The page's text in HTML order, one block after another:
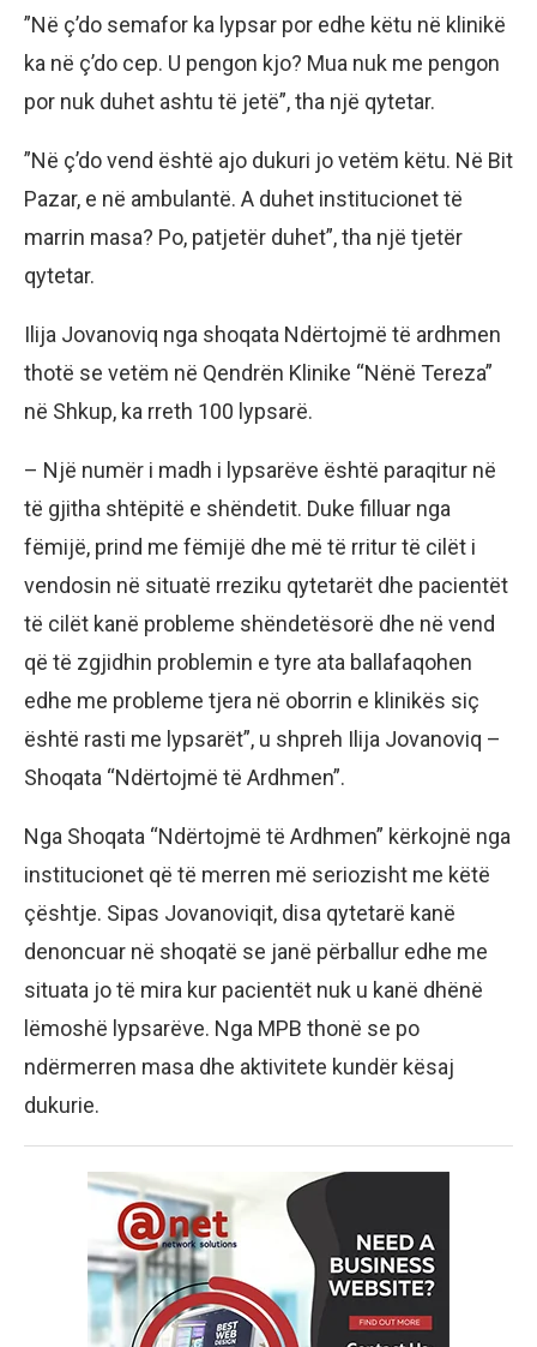
”Në ç’do semafor ka lypsar por edhe këtu në klinikë
ka në ç’do cep. U pengon kjo? Mua nuk me pengon
por nuk duhet ashtu të jetë”, tha një qytetar.
”Në ç’do vend është ajo dukuri jo vetëm këtu. Në Bit
Pazar, e në ambulantë. A duhet institucionet të
marrin masa? Po, patjetër duhet”, tha një tjetër
qytetar.
Ilija Jovanoviq nga shoqata Ndërtojmë të ardhmen
thotë se vetëm në Qendrën Klinike “Nënë Tereza”
në Shkup, ka rreth 100 lypsarë.
– Një numër i madh i lypsarëve është paraqitur në
të gjitha shtëpitë e shëndetit. Duke filluar nga
fëmijë, prind me fëmijë dhe më të rritur të cilët i
vendosin në situatë rreziku qytetarët dhe pacientët
të cilët kanë probleme shëndetësorë dhe në vend
që të zgjidhin problemin e tyre ata ballafaqohen
edhe me probleme tjera në oborrin e klinikës siç
është rasti me lypsarët”, u shpreh Ilija Jovanoviq –
Shoqata “Ndërtojmë të Ardhmen”.
Nga Shoqata “Ndërtojmë të Ardhmen” kërkojnë nga
institucionet që të merren më seriozisht me këtë
çështje. Sipas Jovanoviqit, disa qytetarë kanë
denoncuar në shoqatë se janë përballur edhe me
situata jo të mira kur pacientët nuk u kanë dhënë
lëmoshë lypsarëve. Nga MPB thonë se po
ndërmerren masa dhe aktivitete kundër kësaj
dukurie.